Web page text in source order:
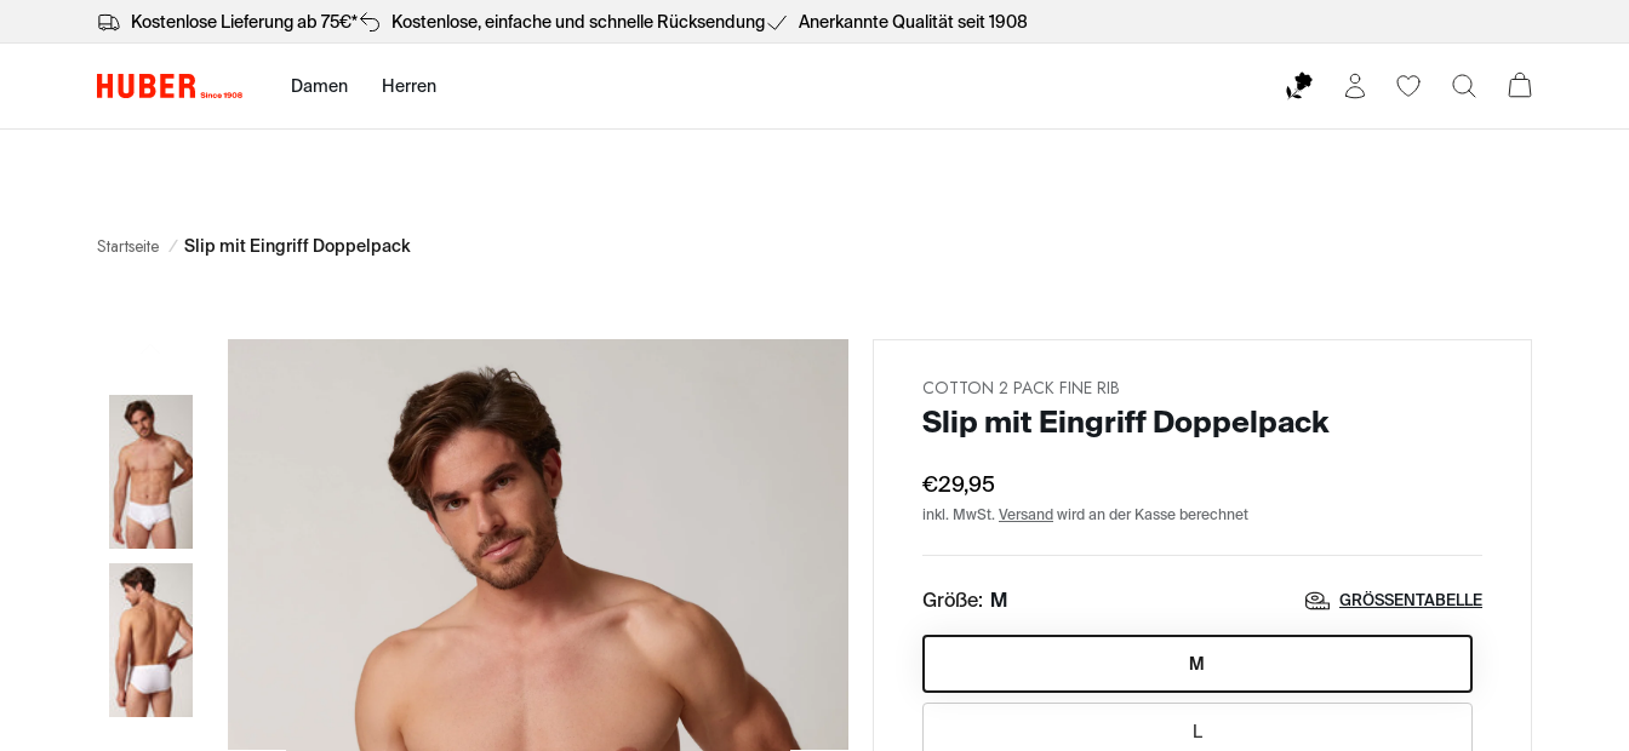
Kostenlose Lieferung ab 75€* Kostenlose, einfache und schnelle Rücksendung Anerkannte Qualität seit 1908
Damen Herren
Startseite / Slip mit Eingriff Doppelpack
COTTON 2 PACK FINE RIB
Slip mit Eingriff Doppelpack
€29,95
inkl. MwSt. Versand wird an der Kasse berechnet
Größe: M GRÖSSENTABELLE
M
L